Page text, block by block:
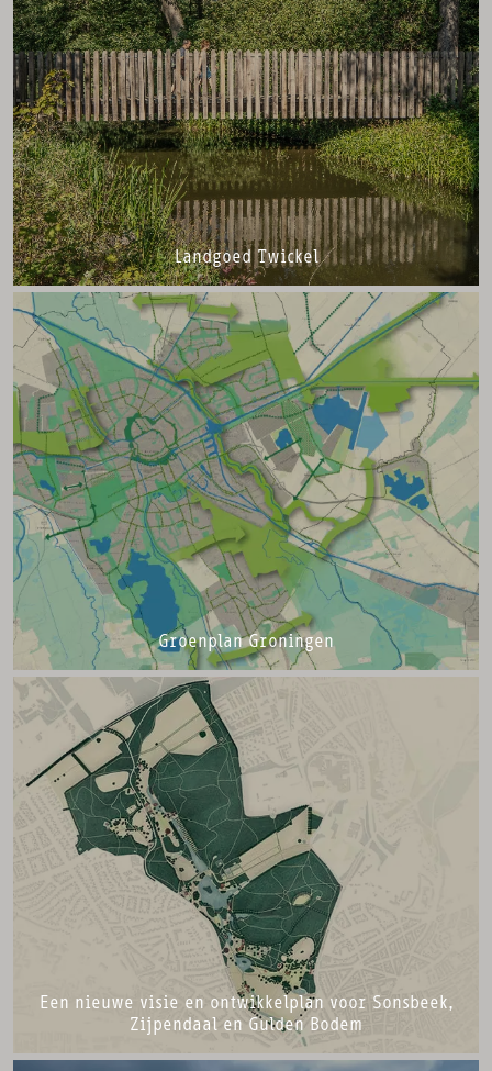
Landgoed Twickel
Groenplan Groningen
Een nieuwe visie en ontwikkelplan voor Sonsbeek,
Zijpendaal en Gulden Bodem